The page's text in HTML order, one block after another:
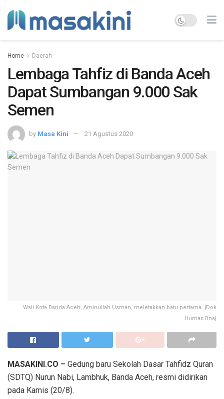
Home Daerah
Lembaga Tahfiz di Banda Aceh
Dapat Sumbangan 9.000 Sak
Semen
by Masa Kini 21 Agustus 2020
Wali Kota Banda Aceh, Aminullah Usman, meletakkan batu pertama. [Dok
Humas Bna]
MASAKINI.CO – Gedung baru Sekolah Dasar Tahfidz Quran
(SDTQ) Nurun Nabi, Lambhuk, Banda Aceh, resmi didirikan
pada Kamis (20/8).